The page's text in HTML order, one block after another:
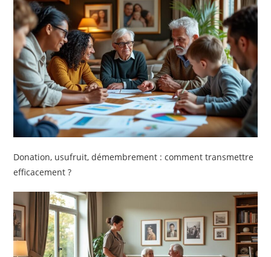
Donation, usufruit, démembrement : comment transmettre
efficacement ?